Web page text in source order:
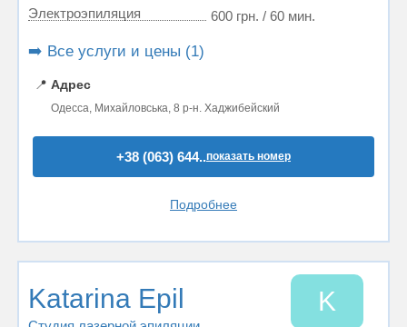
Электроэпиляция 600 грн. / 60 мин.
➡️ Все услуги и цены (1)
📍 Адрес
Одесса, Михайловська, 8 р-н. Хаджибейский
+38 (063) 644..показать номер
Подробнее
Katarina Epil K